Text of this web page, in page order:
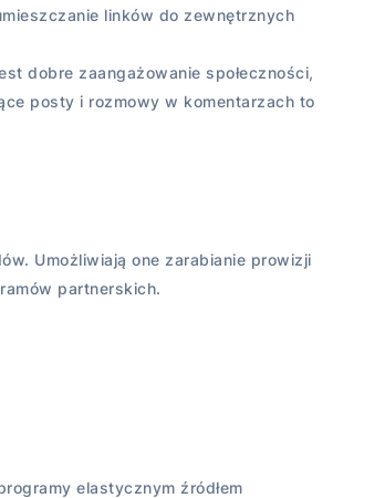
linków do zewnętrznych
dobre zaangażowanie społeczności,
posty i rozmowy w komentarzach to
Umożliwiają one zarabianie prowizji
partnerskich.
elastycznym źródłem